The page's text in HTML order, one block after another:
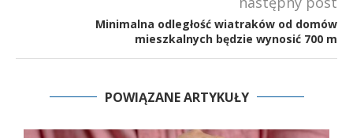
Minimalna odległość wiatraków od domów
mieszkalnych będzie wynosić 700 m
POWIĄZANE ARTYKUŁY